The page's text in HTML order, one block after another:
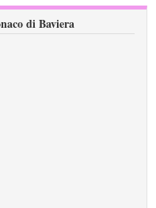
di Baviera